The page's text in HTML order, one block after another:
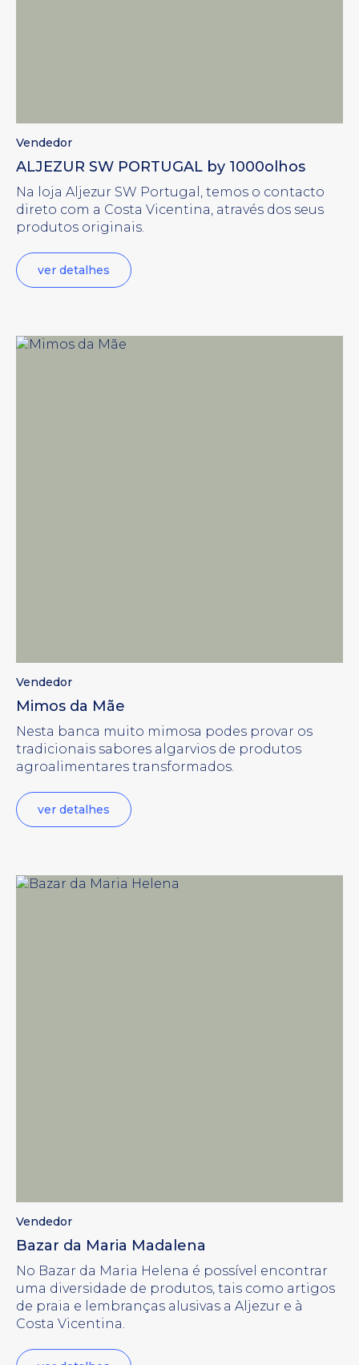
Vendedor
ALJEZUR SW PORTUGAL by 1000olhos
Na loja Aljezur SW Portugal, temos o contacto
direto com a Costa Vicentina, através dos seus
produtos originais.
ver detalhes
Vendedor
Mimos da Mãe
Nesta banca muito mimosa podes provar os
tradicionais sabores algarvios de produtos
agroalimentares transformados.
ver detalhes
Vendedor
Bazar da Maria Madalena
No Bazar da Maria Helena é possível encontrar
uma diversidade de produtos, tais como artigos
de praia e lembranças alusivas a Aljezur e à
Costa Vicentina.